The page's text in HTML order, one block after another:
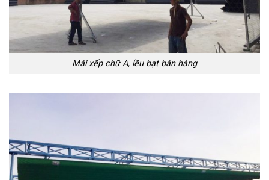
Mái xếp chữ A, lều bạt bán hàng